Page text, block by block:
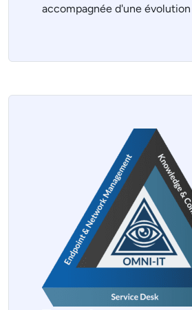
accompagnée d'une évolution